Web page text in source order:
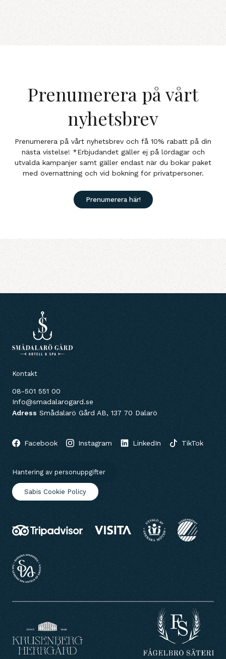
Prenumerera på vårt
nyhetsbrev
Prenumerera på vårt nyhetsbrev och få 10% rabatt på din
nästa vistelse! *Erbjudandet gäller ej på lördagar och
utvalda kampanjer samt gäller endast när du bokar paket
med övernattning och vid bokning för privatpersoner.
Prenumerera här!
Kontakt
08-501 551 00
Info@smadalarogard.se
Adress Smådalarö Gård AB, 137 70 Dalarö
Facebook Instagram LinkedIn TikTok
Hantering av personuppgifter
Sabis Cookie Policy